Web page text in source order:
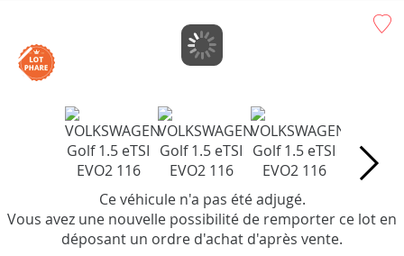
Ce véhicule n'a pas été adjugé.
Vous avez une nouvelle possibilité de remporter ce lot en
déposant un ordre d'achat d'après vente.